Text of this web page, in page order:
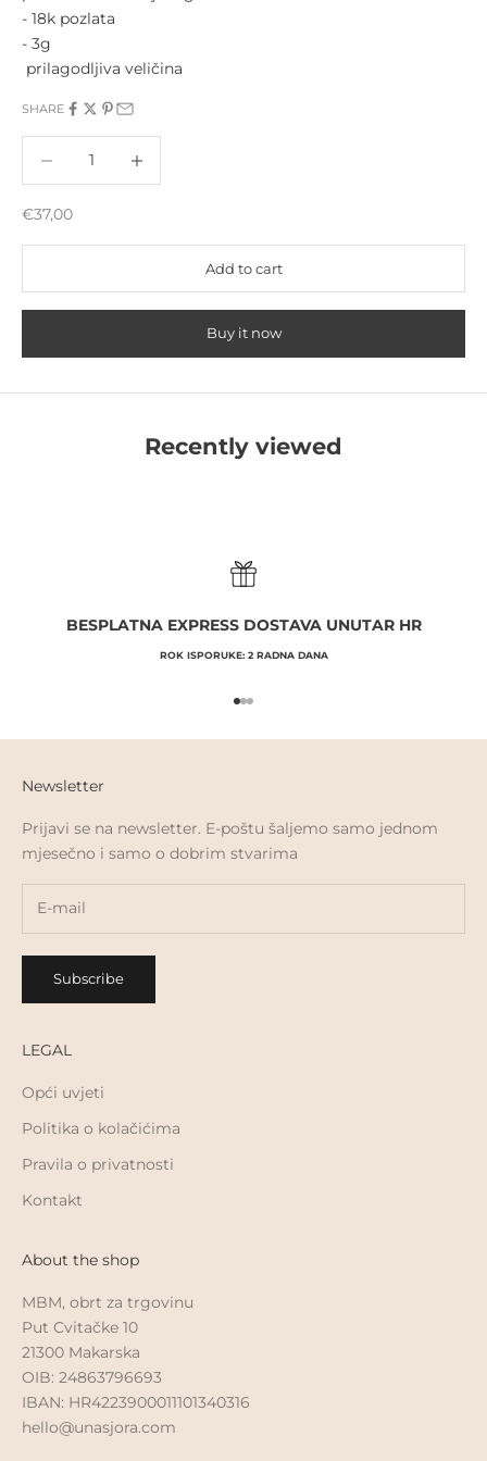
- 18k pozlata
- 3g
prilagodljiva veličina
SHARE
Sale price
€37,00
Add to cart
Buy it now
Recently viewed
BESPLATNA EXPRESS DOSTAVA UNUTAR HR
ROK ISPORUKE: 2 RADNA DANA
Go to item 1
Go to item 2
Go to item 3
Newsletter
Prijavi se na newsletter. E-poštu šaljemo samo jednom
mjesečno i samo o dobrim stvarima
Subscribe
LEGAL
Opći uvjeti
Politika o kolačićima
Pravila o privatnosti
Kontakt
About the shop
MBM, obrt za trgovinu
Put Cvitačke 10
21300 Makarska
OIB: 24863796693
IBAN: HR4223900011101340316
hello@unasjora.com